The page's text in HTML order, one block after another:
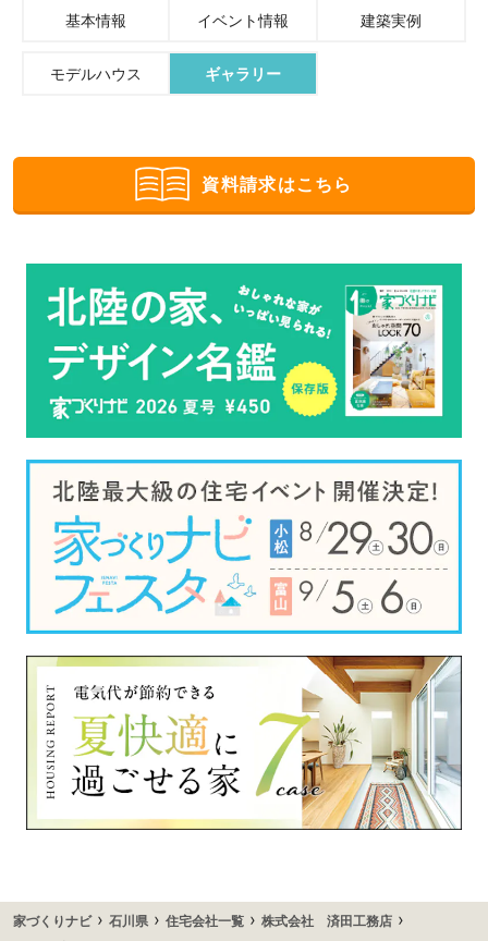
基本情報 イベント情報 建築実例
モデルハウス ギャラリー
資料請求はこちら
家づくりナビ› 石川県 › 住宅会社一覧 › 株式会社 済田工務店 ›